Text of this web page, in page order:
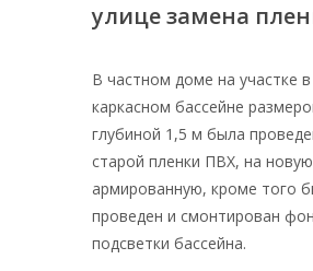
улице замена
В частном доме на участке
каркасном бассейне
глубиной 1,5 м была
старой пленки ПВХ, на новую
армированную, кроме того
проведен и смонтирован
подсветки бассейна.